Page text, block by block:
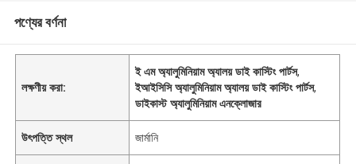
পণ্যের বর্ণনা
লক্ষণীয় করা:
ই এম অ্যালুমিনিয়াম অ্যালয় ডাই কাস্টিং পার্টস,
ইআইসিসি অ্যালুমিনিয়াম অ্যালয় ডাই কাস্টিং পার্টস,
ডাইকাস্ট অ্যালুমিনিয়াম এনক্লোজার
উৎপত্তি স্থল জার্মানি